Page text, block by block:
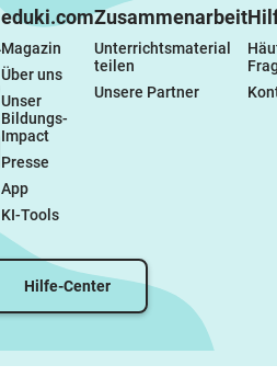
eduki.com
Magazin
Über uns
Unser
Bildungs-
Impact
Presse
App
KI-Tools
Zusammenarbeit
Unterrichtsmaterial
teilen
Unsere Partner
Hilfe-Center